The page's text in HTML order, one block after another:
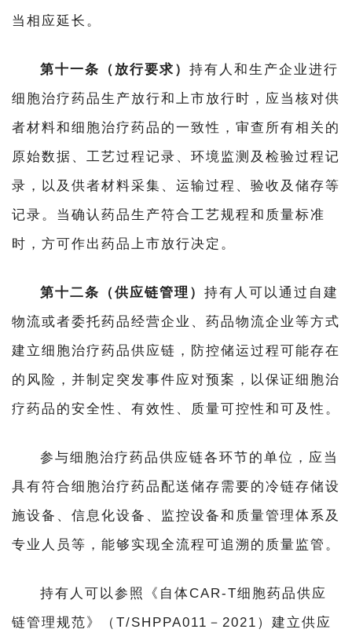
首
页
行
生
医
临
床
转
化
展
当相应延长。
第十一条（放行要求） 持有人和生产企业进行
细胞治疗药品生产放行和上市放行时，应当核对供
者材料和细胞治疗药品的一致性，审查所有相关的
原始数据、工艺过程记录、环境监测及检验过程记
录，以及供者材料采集、运输过程、验收及储存等
记录。当确认药品生产符合工艺规程和质量标准
时，方可作出药品上市放行决定。
第十二条（供应链管理） 持有人可以通过自建
物流或者委托药品经营企业、药品物流企业等方式
建立细胞治疗药品供应链，防控储运过程可能存在
的风险，并制定突发事件应对预案，以保证细胞治
疗药品的安全性、有效性、质量可控性和可及性。
参与细胞治疗药品供应链各环节的单位，应当
具有符合细胞治疗药品配送储存需要的冷链存储设
施设备、信息化设备、监控设备和质量管理体系及
专业人员等，能够实现全流程可追溯的质量监管。
持有人可以参照《自体CAR-T细胞药品供应
链管理规范》（T/SHPPA011－2021）建立供应